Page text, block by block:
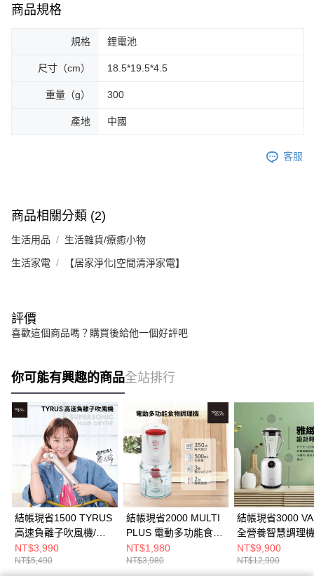
商品規格
規格 鋰電池
尺寸（cm） 18.5*19.5*4.5
重量（g） 300
產地 中國
客服
商品相關分類 (2)
生活用品 生活雜貨/療癒小物
生活家電 【居家淨化|空間清淨家電】
評價
喜歡這個商品嗎？購買後給他一個好評吧
你可能有興趣的商品全站排行
結帳現省1500 TYRUS
高速負離子吹風機/負
離子吹風機/高速吹風
機/薄霧金
NT$3,990
NT$5,490
結帳現省2000 MULTI
PLUS 電動多功能食物
調理機/食物調理機/切
碎機/料理機
NT$1,980
NT$3,980
結帳現省3000
全營養智慧調理
理機/果汁機/全營
理機
NT$9,900
NT$12,900